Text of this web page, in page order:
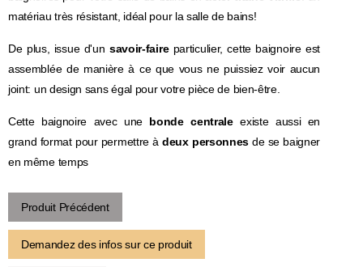
matériau très résistant, idéal pour la salle de bains!
De plus, issue d'un savoir-faireparticulier, cette baignoire est
assemblée de manière à ce que vous ne puissiez voir aucun
joint: un design sans égal pour votre pièce de bien-être.
Cette baignoire avec une bonde centraleexiste aussi en
grand format pour permettre à deux personnes de se baigner
en même temps
Produit Précédent
Demandez des infos sur ce produit